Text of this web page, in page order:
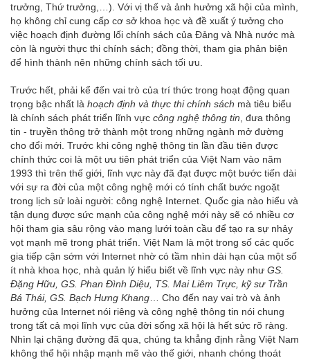
trưởng, Thứ trưởng,…). Với vị thế và ảnh hưởng xã hội của mình,
họ không chỉ cung cấp cơ sở khoa học và đề xuất ý tưởng cho
việc hoạch định đường lối chính sách của Đảng và Nhà nước mà
còn là người thực thi chính sách; đồng thời, tham gia phản biện
để hình thành nên những chính sách tối ưu.
Trước hết, phải kể đến vai trò của trí thức trong hoạt động quan
trọng bậc nhất là hoạch định và thực thi chính sách mà tiêu biểu
là chính sách phát triển lĩnh vực công nghệ thông tin , đưa thông
tin - truyền thông trở thành một trong những ngành mở đường
cho đổi mới. Trước khi công nghệ thông tin lần đầu tiên được
chính thức coi là một ưu tiên phát triển của Việt Nam vào năm
1993 thì trên thế giới, lĩnh vực này đã đạt được một bước tiến dài
với sự ra đời của một công nghệ mới có tính chất bước ngoặt
trong lịch sử loài người: công nghệ Internet. Quốc gia nào hiểu và
tận dụng được sức mạnh của công nghệ mới này sẽ có nhiều cơ
hội tham gia sâu rộng vào mạng lưới toàn cầu để tạo ra sự nhảy
vọt mạnh mẽ trong phát triển. Việt Nam là một trong số các quốc
gia tiếp cận sớm với Internet nhờ có tầm nhìn dài hạn của một số
ít nhà khoa học, nhà quản lý hiểu biết về lĩnh vực này như GS.
Đặng Hữu, GS. Phan Đình Diệu, TS. Mai Liêm Trực, kỹ sư Trần
Bá Thái, GS. Bạch Hưng Khang … Cho đến nay vai trò và ảnh
hưởng của Internet nói riêng và công nghệ thông tin nói chung
trong tất cả mọi lĩnh vực của đời sống xã hội là hết sức rõ ràng.
Nhìn lại chặng đường đã qua, chúng ta khẳng định rằng Việt Nam
không thể hội nhập mạnh mẽ vào thế giới, nhanh chóng thoát